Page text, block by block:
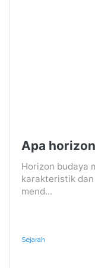
Apa
Horizon budaya
karakteristik
mend...
Sejarah